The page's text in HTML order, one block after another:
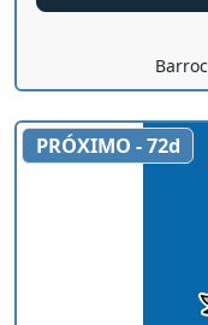
PRÓXIMO - 72d